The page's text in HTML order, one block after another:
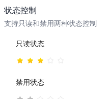
模板 - 基本用法
<wd-rate v-
脚本 - 基本用法
import { ref } from 'vue'
const basicValue = ref(5)
状态控制
支持只读和禁用两种状态控制
只读状态
禁用状态